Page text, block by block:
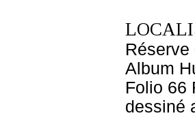
Album
Folio 66
dessiné